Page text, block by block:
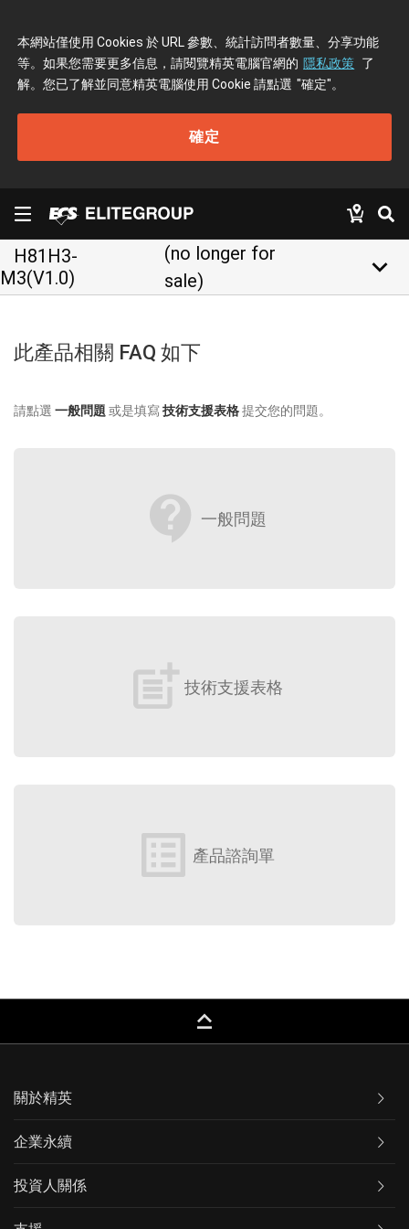
本網站僅使用 Cookies 於 URL 參數、統計訪問者數量、分享功能
等。如果您需要更多信息，請閱覽精英電腦官網的 隱私政策 了
解。您已了解並同意精英電腦使用 Cookie 請點選 "確定"。
確定
H81H3-
M3(V1.0)
(no longer for
sale)
keyboard_arrow_down
此產品相關 FAQ 如下
請點選 一般問題 或是填寫技術支援表格提交您的問題。
contact_support 一般問題
post_add 技術支援表格
list_alt 產品諮詢單
keyboard_capslock
關於精英
企業永續
投資人關係